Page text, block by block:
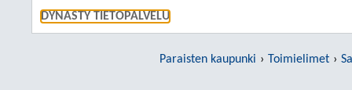
DYNASTY TIETOPALVELU
Paraisten kaupunki Toimielimet